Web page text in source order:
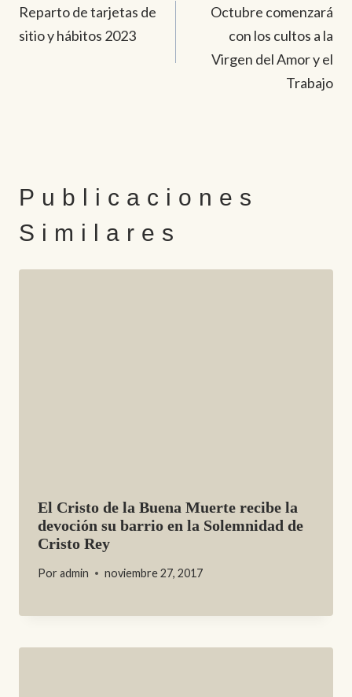
de
Reparto de tarjetas de
sitio y hábitos 2023
Octubre comenzará
con los cultos a la
Virgen del Amor y el
Trabajo
Publicaciones
Similares
El Cristo de la Buena Muerte recibe la
devoción su barrio en la Solemnidad de
Cristo Rey
Por admin noviembre 27, 2017